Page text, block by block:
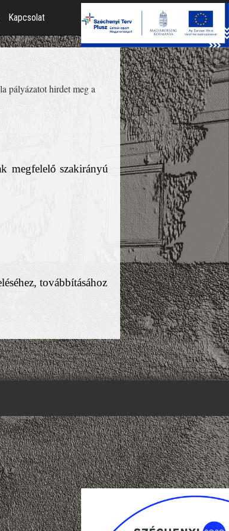
Kapcsolat
pályázatot hirdet meg a
megfelelőszakirányú
továbbításához